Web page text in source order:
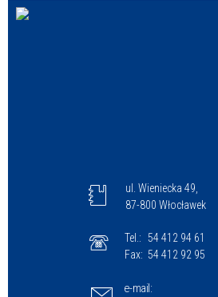
ul. Wieniecka 49,
87-800 Włocławek
Tel.: 54 412 94 61
Fax: 54 412 92 95
e-mail: